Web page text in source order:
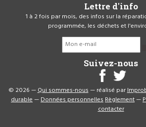
Lettre d'info
1 à 2 fois par mois, des infos sur la
programmée, les déchets et
Suivez-nous
© 2026 —Qui sommes-nous— réalisé par
durable—Données personnellesRèglement—
contacter